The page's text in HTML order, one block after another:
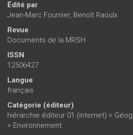
Édité par
Jean-Marc Fournier, Benoît Raoulx
Revue
Documents de la MRSH
ISSN
12506427
Langue
français
Catégorie (éditeur)
hiérarchie éditeur 01 (internet) >
> Environnement